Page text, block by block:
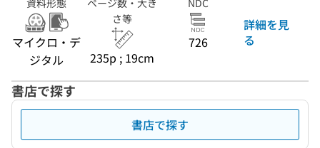
資料形態
マイクロ・デ
ジタル
ページ数・大き
さ等
235p ; 19cm
NDC
726
詳細を見
る
書店で探す
書店で探す